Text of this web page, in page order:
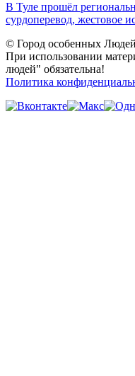
В Туле прошёл
сурдоперевод, жестовое
© Город особенных Людей
При использовании
людей" обязательна!
Политика